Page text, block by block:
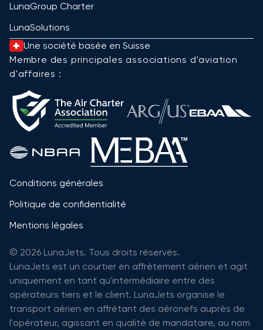
LunaGroup Charter
LunaSolutions
Une société basée en Suisse
Membre des principales associations d'aviation
d'affaires :
Conditions générales
Politique de confidentialité
Mentions légales
© 2026 LunaJets. Tous droits réservés.
LunaJets est un courtier en affrètement aérien et agit
uniquement en tant qu'intermédiaire entre des
opérateurs tiers et le client. LunaJets organise le
transport aérien en affrétant des aéronefs auprès de
l'opérateur, agissant en qualité de mandataire, au nom